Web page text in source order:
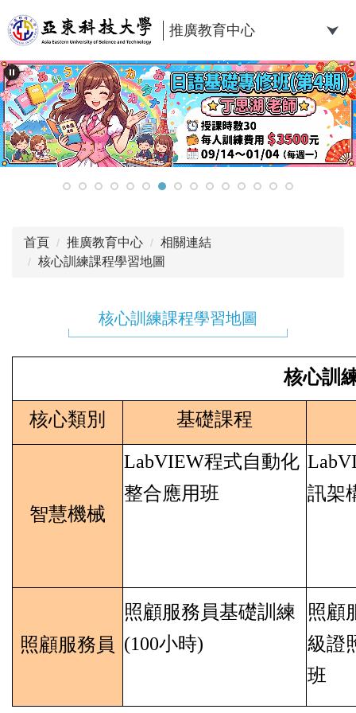
到
主
要
內
容
區
推廣教育中心
首頁 推廣教育中心
相關連結
核心訓練課程學習地圖
核心訓練課程學習地圖
核心訓
核心類別 基礎課程
智慧機械
LabVIEW程式自動化
整合應用班
訊架
照顧服務員
照顧服務員基礎訓練
(100小時)
照顧
級證
班